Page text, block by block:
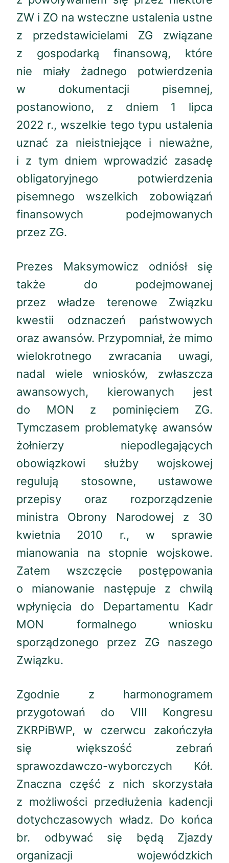
ZW i ZO na wsteczne ustalenia ustne
z przedstawicielami ZG związane
z gospodarką finansową, które
nie miały żadnego potwierdzenia
w dokumentacji pisemnej,
postanowiono, z dniem 1 lipca
2022 r., wszelkie tego typu ustalenia
uznać za nieistniejące i nieważne,
i z tym dniem wprowadzić zasadę
obligatoryjnego potwierdzenia
pisemnego wszelkich zobowiązań
finansowych podejmowanych
przez ZG.
Prezes Maksymowicz odniósł się
także do podejmowanej
przez władze terenowe Związku
kwestii odznaczeń państwowych
oraz awansów. Przypomniał, że mimo
wielokrotnego zwracania uwagi,
nadal wiele wniosków, zwłaszcza
awansowych, kierowanych jest
do MON z pominięciem ZG.
Tymczasem problematykę awansów
żołnierzy niepodlegających
obowiązkowi służby wojskowej
regulują stosowne, ustawowe
przepisy oraz rozporządzenie
ministra Obrony Narodowej z 30
kwietnia 2010 r., w sprawie
mianowania na stopnie wojskowe.
Zatem wszczęcie postępowania
o mianowanie następuje z chwilą
wpłynięcia do Departamentu Kadr
MON formalnego wniosku
sporządzonego przez ZG naszego
Związku.
Zgodnie z harmonogramem
przygotowań do VIII Kongresu
ZKRPiBWP, w czerwcu zakończyła
się większość zebrań
sprawozdawczo-wyborczych Kół.
Znaczna część z nich skorzystała
z możliwości przedłużenia kadencji
dotychczasowych władz. Do końca
br. odbywać się będą Zjazdy
organizacji wojewódzkich